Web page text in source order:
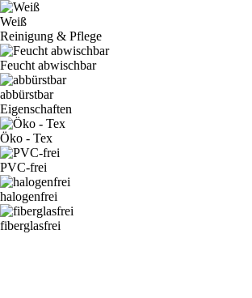
Weiß
Reinigung & Pflege
Feucht abwischbar
abbürstbar
Eigenschaften
Öko - Tex
PVC-frei
halogenfrei
fiberglasfrei